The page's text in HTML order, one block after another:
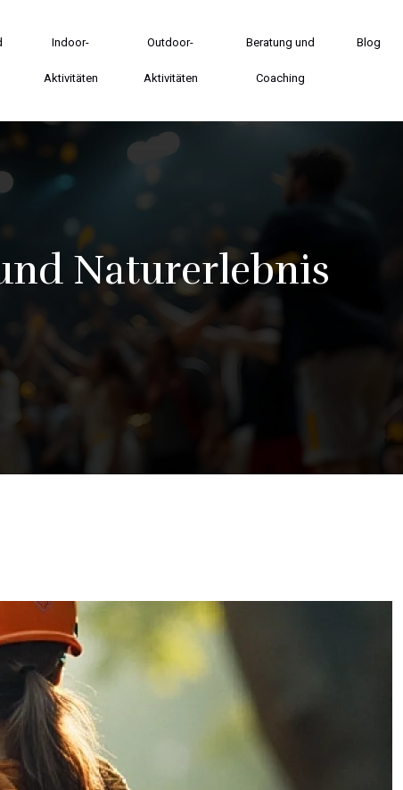
Indoor-
Aktivitäten
Outdoor-
Aktivitäten
Beratung und
Coaching
Blog
Naturerlebnis